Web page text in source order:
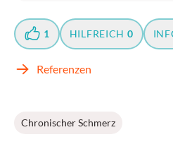
1 HILFREICH 0
Referenzen
Chronischer Schmerz